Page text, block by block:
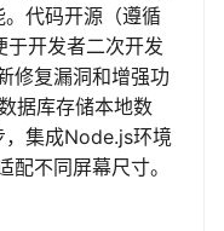
代码开源（遵循
于开发者二次开发
修复漏洞和增强功
据库存储本地数
，集成Node.js环境
不同屏幕尺寸。